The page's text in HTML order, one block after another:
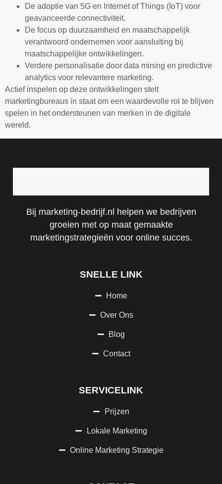
De adoptie van 5G en Internet of Things (IoT) voor
geavanceerde connectiviteit.
De focus op duurzaamheid en maatschappelijk
verantwoord ondernemen voor aansluiting bij
maatschappelijke ontwikkelingen.
Verdere personalisatie door data mining en predictive
analytics voor relevantere marketing.
Actief inspelen op deze ontwikkelingen stelt
marketingbureaus in staat om een waardevolle rol te blijven
spelen in het ondersteunen van merken in de digitale
wereld.
Bij marketing-bedrijf.nl helpen we bedrijven
groeien met op maat gemaakte
marketingstrategieën voor online succes.
SNELLE LINK
Home
Over Ons
Blog
Contact
SERVICELINK
Prijzen
Lokale Marketing
Online Marketing Strategie